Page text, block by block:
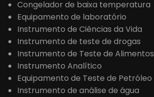
Congelador de baixa temperatura
Equipamento de laboratório
Instrumento de Ciências da Vida
Instrumento de teste de drogas
Instrumento de Teste de Alimentos
Instrumento Analítico
Equipamento de Teste de Petróleo
Instrumento de análise de água